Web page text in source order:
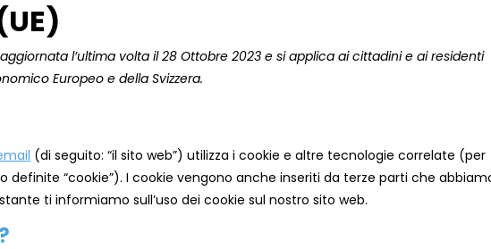
l’ultima volta il 28 Ottobre 2023 e si applica ai cittadini e ai residenti
Europeo e della Svizzera.
(di seguito: “il sito web”) utilizza i cookie e altre tecnologie correlate (per
“cookie”). I cookie vengono anche inseriti da terze parti che
ti informiamo sull’uso dei cookie sul nostro sito web.